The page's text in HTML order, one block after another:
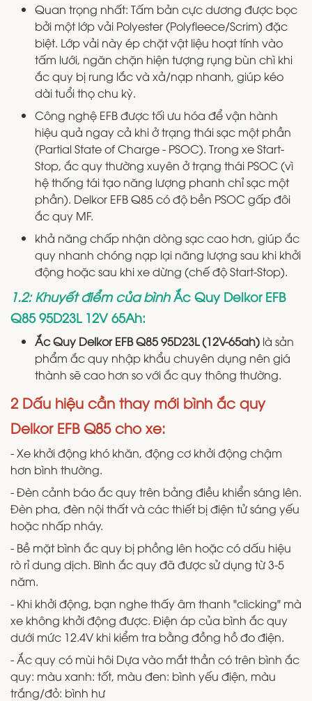
Quan trọng nhất: Tấm bản cực dương được bọc
bởi một lớp vải Polyester (Polyfleece/Scrim) đặc
biệt. Lớp vải này ép chặt vật liệu hoạt tính vào
tấm lưới, ngăn chặn hiện tượng rụng bùn chì khi
ắc quy bị rung lắc và xả/nạp nhanh, giúp kéo
dài tuổi thọ chu kỳ.
Công nghệ EFB được tối ưu hóa để vận hành
hiệu quả ngay cả khi ở trạng thái sạc một phần
(Partial State of Charge - PSOC). Trong xe Start-
Stop, ắc quy thường xuyên ở trạng thái PSOC (vì
hệ thống tái tạo năng lượng phanh chỉ sạc một
phần). Delkor EFB Q85 có độ bền PSOC gấp đôi
ắc quy MF.
khả năng chấp nhận dòng sạc cao hơn, giúp ắc
quy nhanh chóng nạp lại năng lượng sau khi khởi
động hoặc sau khi xe dừng (chế độ Start-Stop).
1.2: Khuyết điểm của bình Ắc Quy Delkor EFB
Q85 95D23L 12V 65Ah:
Ắc Quy Delkor EFB Q85 95D23L (12V-65ah) là sản
phẩm ắc quy nhập khẩu chuyên dụng nên giá
thành sẽ cao hơn so với ắc quy thông thường.
2 Dấu hiệu cần thay mới bình ắc quy
Delkor EFB Q85 cho xe:
- Xe khởi động khó khăn, động cơ khởi động chậm
hơn bình thường.
- Đèn cảnh báo ắc quy trên bảng điều khiển sáng lên.
Đèn pha, đèn nội thất và các thiết bị điện tử sáng yếu
hoặc nhấp nháy.
- Bề mặt bình ắc quy bị phồng lên hoặc có dấu hiệu
rò rỉ dung dịch. Bình ắc quy đã được sử dụng từ 3-5
năm.
- Khi khởi động, bạn nghe thấy âm thanh "clicking" mà
xe không khởi động được. Điện áp của bình ắc quy
dưới mức 12.4V khi kiểm tra bằng đồng hồ đo điện.
- Ắc quy có mùi hôi Dựa vào mắt thần có trên bình ắc
quy: màu xanh: tốt, màu đen: bình yếu điện, màu
trắng/đỏ: bình hư